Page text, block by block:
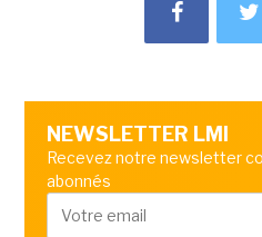
NEWSLETTER LMI
Recevez notre newsletter
abonnés